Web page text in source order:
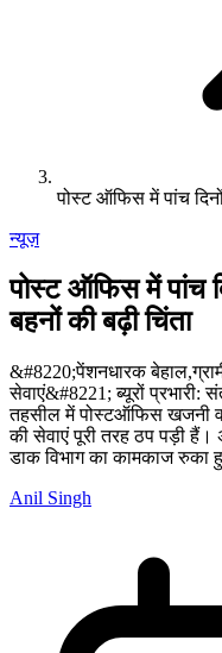
पोस्ट ऑफिस में पांच
न्यूज़
पोस्ट ऑफिस में पांच
बहनों की बढ़ी चिंता
&#8220;पेंशनधारक
सेवाएं&#8221; ब्यूरों प्रभारी:
तहसील में पोस्टऑफिस खजनी
की सेवाएं पूरी तरह ठप पड़ी
डाक विभाग का कामकाज
Anil Singh